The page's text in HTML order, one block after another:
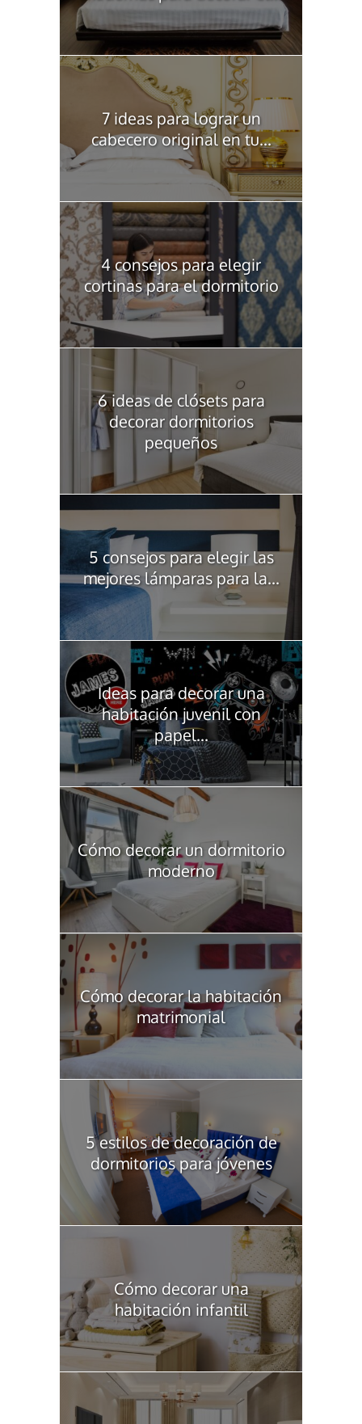
7 ideas para lograr un
cabecero original en tu...
4 consejos para elegir
cortinas para el dormitorio
6 ideas de clósets para
decorar dormitorios
pequeños
5 consejos para elegir las
mejores lámparas para la...
Ideas para decorar una
habitación juvenil con
papel...
Cómo decorar un dormitorio
moderno
Cómo decorar la habitación
matrimonial
5 estilos de decoración de
dormitorios para jóvenes
Cómo decorar una
habitación infantil